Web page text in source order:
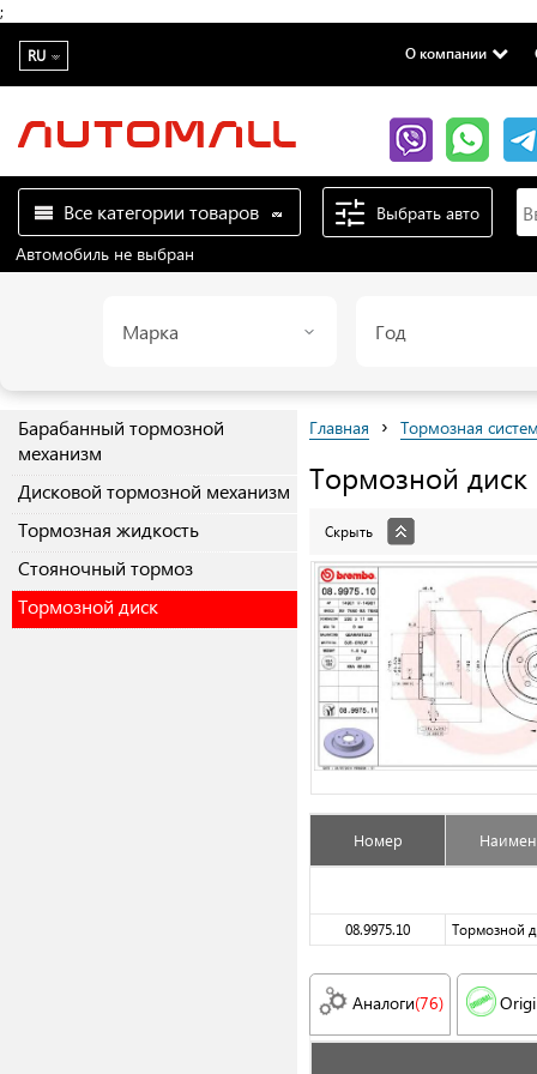
;
RU О компании
Все категории товаров
Выбрать авто
Автомобиль не выбран
Марка Год
Барабанный тормозной
механизм
Дисковой тормозной механизм
Тормозная жидкость
Cтояночный тормоз
Тормозной диск
Главная › Тормозная
Тормозной диск
Скрыть
Номер
08.9975.10 Тормозной
Аналоги(76)